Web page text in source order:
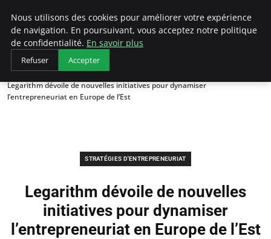
LECFCM
Accueil
Stratégies d'entrepreneuriat
Legarithm dévoile de nouvelles initiatives pour dynamiser
l’entrepreneuriat en Europe de l’Est
STRATÉGIES D'ENTREPRENEURIAT
Legarithm dévoile de nouvelles
initiatives pour dynamiser
l’entrepreneuriat en Europe de l’Est
Nous utilisons des cookies pour améliorer votre expérience
de navigation. En poursuivant, vous acceptez notre politique
de confidentialité. En savoir plus
Refuser Accepter